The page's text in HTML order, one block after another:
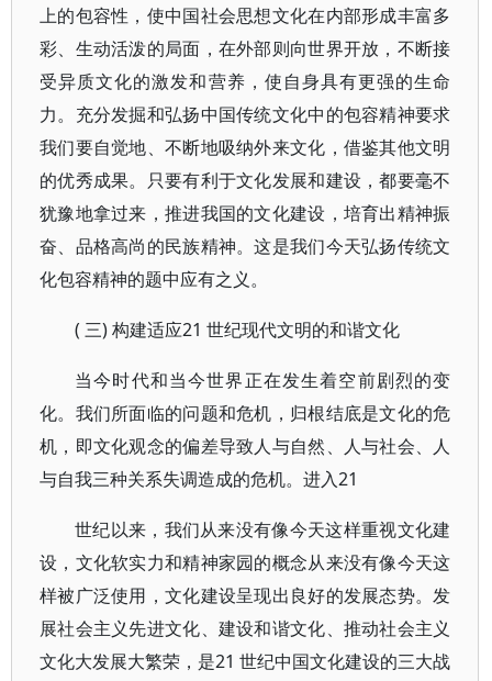
上的包容性，使中国社会思想文化在内部形成丰富多
彩、生动活泼的局面，在外部则向世界开放，不断接
受异质文化的激发和营养，使自身具有更强的生命
力。充分发掘和弘扬中国传统文化中的包容精神要求
我们要自觉地、不断地吸纳外来文化，借鉴其他文明
的优秀成果。只要有利于文化发展和建设，都要毫不
犹豫地拿过来，推进我国的文化建设，培育出精神振
奋、品格高尚的民族精神。这是我们今天弘扬传统文
化包容精神的题中应有之义。
( 三) 构建适应21 世纪现代文明的和谐文化
当今时代和当今世界正在发生着空前剧烈的变
化。我们所面临的问题和危机，归根结底是文化的危
机，即文化观念的偏差导致人与自然、人与社会、人
与自我三种关系失调造成的危机。进入21
世纪以来，我们从来没有像今天这样重视文化建
设，文化软实力和精神家园的概念从来没有像今天这
样被广泛使用，文化建设呈现出良好的发展态势。发
展社会主义先进文化、建设和谐文化、推动社会主义
文化大发展大繁荣，是21 世纪中国文化建设的三大战